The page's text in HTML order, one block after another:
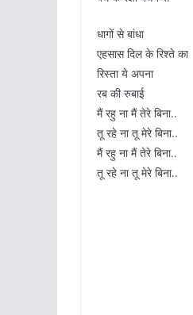
धागों से बांधा
एहसास दिल के रिश्ते का
रिस्ता ये अपना
रब की रुबाई
मैं रहु ना मैं तेरे बिना..
तू रहे ना तू मेरे बिना..
मैं रहु ना मैं तेरे बिना..
तू रहे ना तू मेरे बिना..